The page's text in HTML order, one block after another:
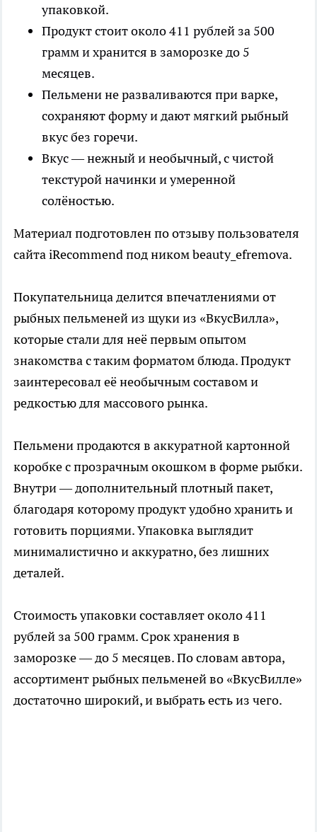
упаковкой.
Продукт стоит около 411 рублей за 500
грамм и хранится в заморозке до 5
месяцев.
Пельмени не разваливаются при варке,
сохраняют форму и дают мягкий рыбный
вкус без горечи.
Вкус — нежный и необычный, с чистой
текстурой начинки и умеренной
солёностью.
Материал подготовлен по отзыву пользователя
сайта iRecommend под ником beauty_efremova.
Покупательница делится впечатлениями от
рыбных пельменей из щуки из «ВкусВилла»,
которые стали для неё первым опытом
знакомства с таким форматом блюда. Продукт
заинтересовал её необычным составом и
редкостью для массового рынка.
Пельмени продаются в аккуратной картонной
коробке с прозрачным окошком в форме рыбки.
Внутри — дополнительный плотный пакет,
благодаря которому продукт удобно хранить и
готовить порциями. Упаковка выглядит
минималистично и аккуратно, без лишних
деталей.
Стоимость упаковки составляет около 411
рублей за 500 грамм. Срок хранения в
заморозке — до 5 месяцев. По словам автора,
ассортимент рыбных пельменей во «ВкусВилле»
достаточно широкий, и выбрать есть из чего.